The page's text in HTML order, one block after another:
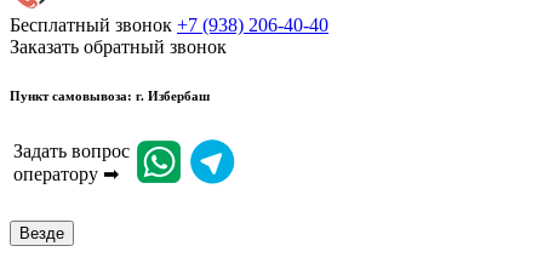
Бесплатный звонок +7 (938) 206-40-40
Заказать обратный звонок
Пункт самовывоза: г. Избербаш
Задать вопрос
оператору ➡
Везде